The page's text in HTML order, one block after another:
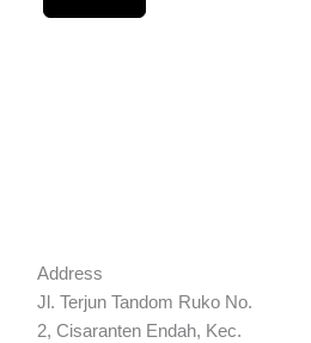
Address​
Jl. Terjun Tandom Ruko No.
2, Cisaranten Endah, Kec.